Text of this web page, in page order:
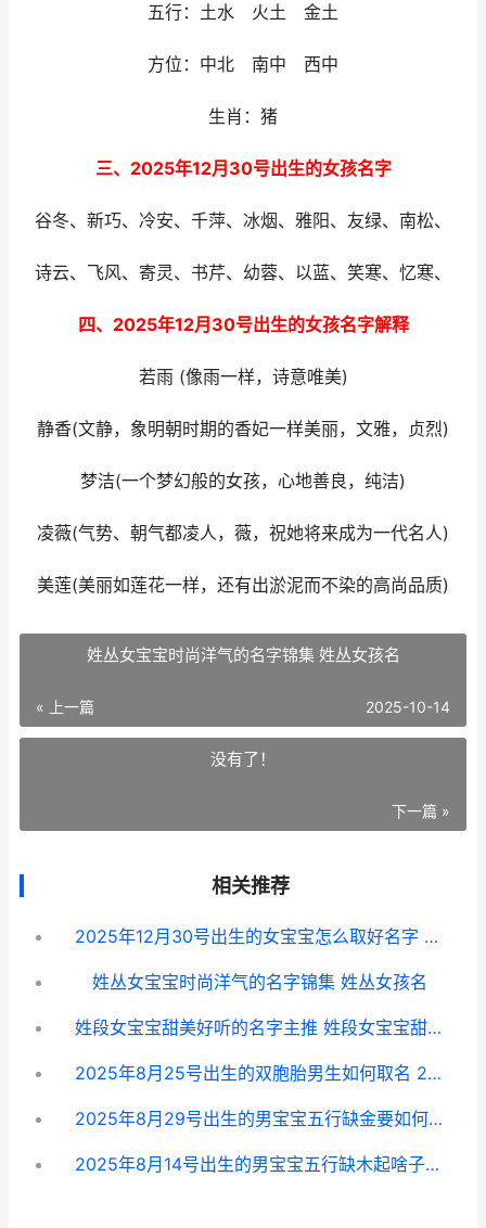
五行：土水 火土 金土
方位：中北 南中 西中
生肖：猪
三、2025年12月30号出生的女孩名字
谷冬、新巧、冷安、千萍、冰烟、雅阳、友绿、南松、
诗云、飞风、寄灵、书芹、幼蓉、以蓝、笑寒、忆寒、
四、2025年12月30号出生的女孩名字解释
若雨 (像雨一样，诗意唯美)
静香(文静，象明朝时期的香妃一样美丽，文雅，贞烈)
梦洁(一个梦幻般的女孩，心地善良，纯洁)
凌薇(气势、朝气都凌人，薇，祝她将来成为一代名人)
美莲(美丽如莲花一样，还有出淤泥而不染的高尚品质)
姓丛女宝宝时尚洋气的名字锦集 姓丛女孩名
« 上一篇 2025-10-14
没有了！
下一篇 »
相关推荐
2025年12月30号出生的女宝宝怎么取好名字 2025年12月30号出生的现在几岁
姓丛女宝宝时尚洋气的名字锦集 姓丛女孩名
姓段女宝宝甜美好听的名字主推 姓段女宝宝甜美名字
2025年8月25号出生的双胞胎男生如何取名 2025年8月25号出生可以不去上小学吗
2025年8月29号出生的男宝宝五行缺金要如何取名字 2025年8月29日出生是什么星座
2025年8月14号出生的男宝宝五行缺木起啥子名字合适 2025年8月14号是什么日子